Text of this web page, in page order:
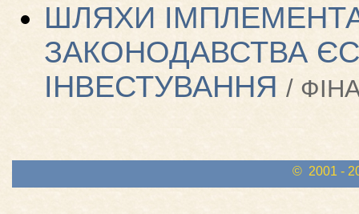
ШЛЯХИ
ЗАКОНОДАВСТВА
ІНВЕСТУВАННЯ /
© 2001 -